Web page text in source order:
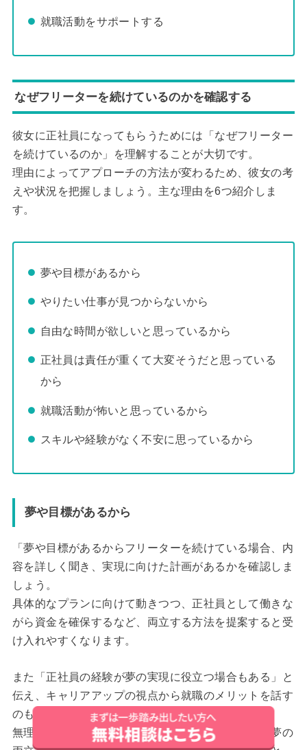
就職活動をサポートする
なぜフリーターを続けているのかを確認する
彼女に正社員になってもらうためには「なぜフリーター
を続けているのか」を理解することが大切です。
理由によってアプローチの方法が変わるため、彼女の考
えや状況を把握しましょう。主な理由を6つ紹介しま
す。
夢や目標があるから
やりたい仕事が見つからないから
自由な時間が欲しいと思っているから
正社員は責任が重くて大変そうだと思っている
から
就職活動が怖いと思っているから
スキルや経験がなく不安に思っているから
夢や目標があるから
「夢や目標があるからフリーターを続けている場合、内
容を詳しく聞き、実現に向けた計画があるかを確認しま
しょう。
具体的なプランに向けて動きつつ、正社員として働きな
がら資金を確保するなど、両立する方法を提案すると受
け入れやすくなります。
また「正社員の経験が夢の実現に役立つ場合もある」と
伝え、キャリアアップの視点から就職のメリットを話す
のも効果的です。
無理に正社員を勧めるのではなく「安定した収入と夢の